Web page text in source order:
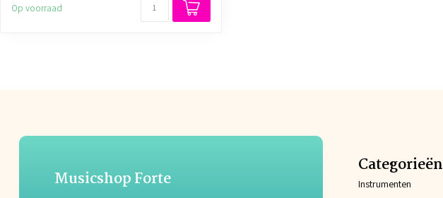
Op voorraad
Musicshop Forte
Categorieën
Instrumenten